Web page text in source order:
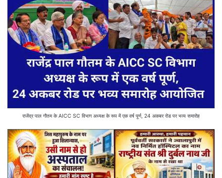
राजेंद्र पाल गौतम के AICC SC विभाग अध्यक्ष के रूप में एक वर्ष पूर्ण, 24 अकबर रोड पर भव्य समारोह